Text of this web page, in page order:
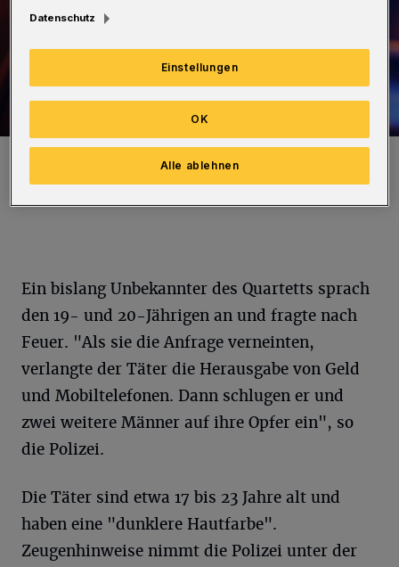
Ein bislang Unbekannter des Quartetts sprach
den 19- und 20-Jährigen an und fragte nach
Feuer. "Als sie die Anfrage verneinten,
verlangte der Täter die Herausgabe von Geld
und Mobiltelefonen. Dann schlugen er und
zwei weitere Männer auf ihre Opfer ein", so
die Polizei.
Die Täter sind etwa 17 bis 23 Jahre alt und
haben eine "dunklere Hautfarbe".
Zeugenhinweise nimmt die Polizei unter der
Datenschutz
Einstellungen
Alle ablehnen
OK